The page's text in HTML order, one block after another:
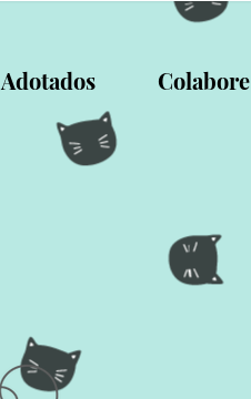
Adotados Colabore